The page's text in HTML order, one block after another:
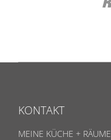
KONTAKT
MEINE KÜCHE + RÄUME